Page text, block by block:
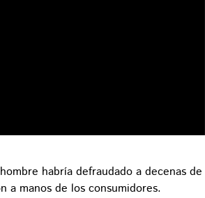
habría defraudado a decenas de
a manos de los consumidores.